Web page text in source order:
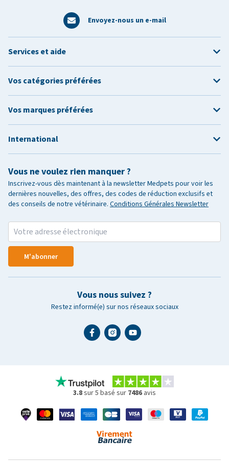
Envoyez-nous un e-mail
Vous ne voulez rien manquer ?
Inscrivez-vous dès maintenant à la newsletter Medpets pour voir les
dernières nouvelles, des offres, des codes de réduction exclusifs et
des conseils de notre vétérinaire. Conditions Générales Newsletter
M'abonner
Vous nous suivez ?
Restez informé(e) sur nos réseaux sociaux
Services et aide
Vos catégories préférées
Vos marques préférées
International
3.8sur 5 basé sur 7486 avis